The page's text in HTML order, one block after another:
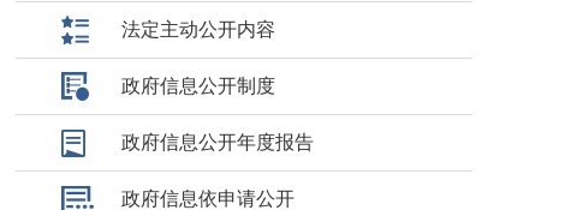
法定主动公开内容
政府信息公开制度
政府信息公开年度报告
政府信息依申请公开